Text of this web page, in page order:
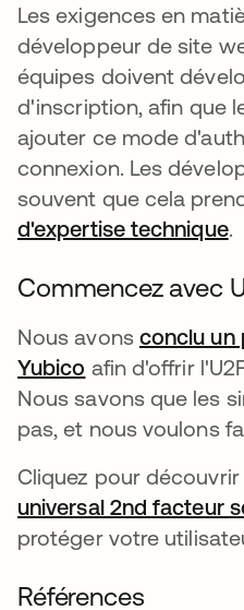
Les exigences en
développeur de site
équipes doivent
d'inscription, afin que
ajouter ce mode
connexion. Les
souvent que cela
d'expertise technique.
Commencez avec
Nous avons conclu un
Yubico afin d'offrir
Nous savons que les
pas, et nous voulons
Cliquez pour
universal 2nd facteur
protéger votre
Références